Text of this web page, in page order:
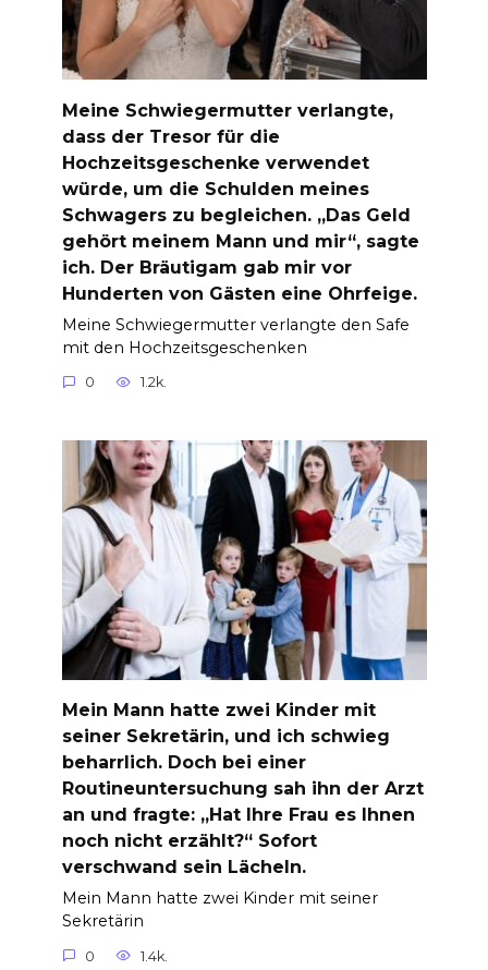
Meine Schwiegermutter verlangte,
dass der Tresor für die
Hochzeitsgeschenke verwendet
würde, um die Schulden meines
Schwagers zu begleichen. „Das Geld
gehört meinem Mann und mir“, sagte
ich. Der Bräutigam gab mir vor
Hunderten von Gästen eine Ohrfeige.
Meine Schwiegermutter verlangte den Safe
mit den Hochzeitsgeschenken
0 1.2k.
Mein Mann hatte zwei Kinder mit
seiner Sekretärin, und ich schwieg
beharrlich. Doch bei einer
Routineuntersuchung sah ihn der Arzt
an und fragte: „Hat Ihre Frau es Ihnen
noch nicht erzählt?“ Sofort
verschwand sein Lächeln.
Mein Mann hatte zwei Kinder mit seiner
Sekretärin
0 1.4k.